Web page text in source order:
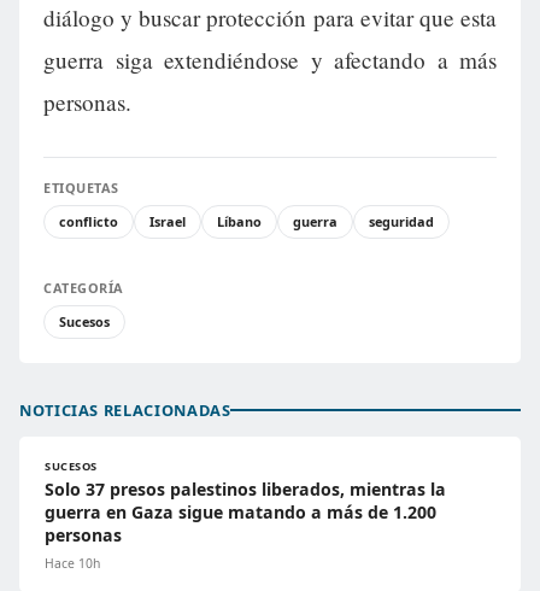
diálogo y buscar protección para evitar que esta
guerra siga extendiéndose y afectando a más
personas.
ETIQUETAS
conflicto
Israel Líbano guerra seguridad
CATEGORÍA
Sucesos
NOTICIAS RELACIONADAS
SUCESOS
Solo 37 presos palestinos liberados, mientras la
guerra en Gaza sigue matando a más de 1.200
personas
Hace 10h